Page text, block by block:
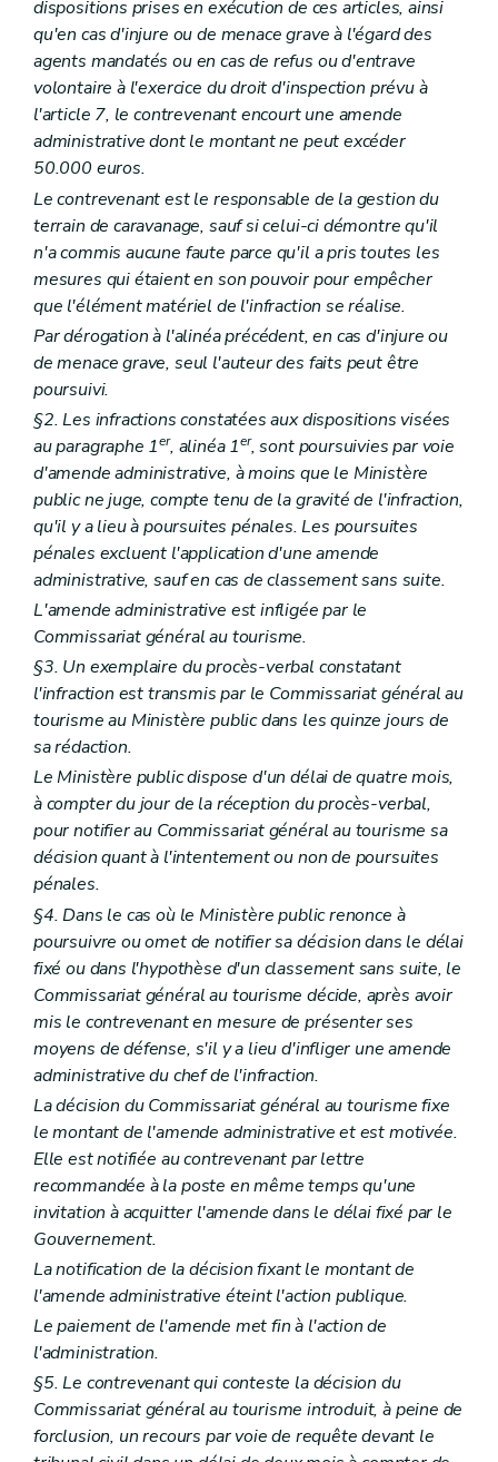
dispositions prises en exécution de ces articles, ainsi
qu'en cas d'injure ou de menace grave à l'égard des
agents mandatés ou en cas de refus ou d'entrave
volontaire à l'exercice du droit d'inspection prévu à
l'article 7, le contrevenant encourt une amende
administrative dont le montant ne peut excéder
50.000 euros.
Le contrevenant est le responsable de la gestion du
terrain de caravanage, sauf si celui-ci démontre qu'il
n'a commis aucune faute parce qu'il a pris toutes les
mesures qui étaient en son pouvoir pour empêcher
que l'élément matériel de l'infraction se réalise.
Par dérogation à l'alinéa précédent, en cas d'injure ou
de menace grave, seul l'auteur des faits peut être
poursuivi.
§2. Les infractions constatées aux dispositions visées
au paragraphe 1er, alinéa 1er, sont poursuivies par voie
d'amende administrative, à moins que le Ministère
public ne juge, compte tenu de la gravité de l'infraction,
qu'il y a lieu à poursuites pénales. Les poursuites
pénales excluent l'application d'une amende
administrative, sauf en cas de classement sans suite.
L'amende administrative est infligée par le
Commissariat général au tourisme.
§3. Un exemplaire du procès-verbal constatant
l'infraction est transmis par le Commissariat général au
tourisme au Ministère public dans les quinze jours de
sa rédaction.
Le Ministère public dispose d'un délai de quatre mois,
à compter du jour de la réception du procès-verbal,
pour notifier au Commissariat général au tourisme sa
décision quant à l'intentement ou non de poursuites
pénales.
§4. Dans le cas où le Ministère public renonce à
poursuivre ou omet de notifier sa décision dans le délai
fixé ou dans l'hypothèse d'un classement sans suite, le
Commissariat général au tourisme décide, après avoir
mis le contrevenant en mesure de présenter ses
moyens de défense, s'il y a lieu d'infliger une amende
administrative du chef de l'infraction.
La décision du Commissariat général au tourisme fixe
le montant de l'amende administrative et est motivée.
Elle est notifiée au contrevenant par lettre
recommandée à la poste en même temps qu'une
invitation à acquitter l'amende dans le délai fixé par le
Gouvernement.
La notification de la décision fixant le montant de
l'amende administrative éteint l'action publique.
Le paiement de l'amende met fin à l'action de
l'administration.
§5. Le contrevenant qui conteste la décision du
Commissariat général au tourisme introduit, à peine de
forclusion, un recours par voie de requête devant le